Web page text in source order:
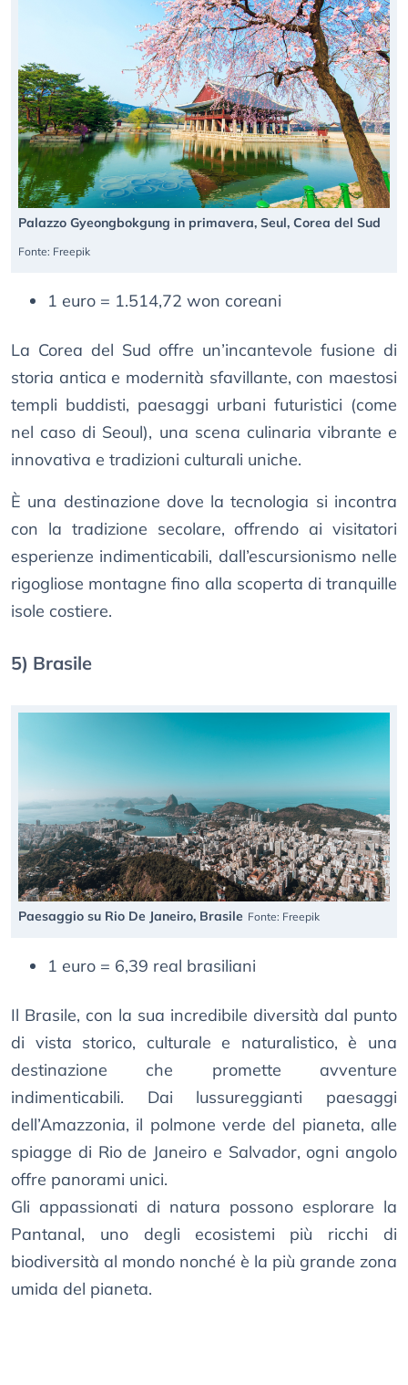
Palazzo Gyeongbokgung in primavera, Seul, Corea del Sud
Fonte: Freepik
1 euro = 1.514,72 won coreani
La Corea del Sud offre un’incantevole fusione di
storia antica e modernità sfavillante, con maestosi
templi buddisti, paesaggi urbani futuristici (come
nel caso di Seoul), una scena culinaria vibrante e
innovativa e tradizioni culturali uniche.
È una destinazione dove la tecnologia si incontra
con la tradizione secolare, offrendo ai visitatori
esperienze indimenticabili, dall’escursionismo nelle
rigogliose montagne fino alla scoperta di tranquille
isole costiere.
5) Brasile
Paesaggio su Rio De Janeiro, Brasile Fonte: Freepik
1 euro = 6,39 real brasiliani
Il Brasile, con la sua incredibile diversità dal punto
di vista storico, culturale e naturalistico, è una
destinazione che promette avventure
indimenticabili. Dai lussureggianti paesaggi
dell’Amazzonia, il polmone verde del pianeta, alle
spiagge di Rio de Janeiro e Salvador, ogni angolo
offre panorami unici.
Gli appassionati di natura possono esplorare la
Pantanal, uno degli ecosistemi più ricchi di
biodiversità al mondo nonché è la più grande zona
umida del pianeta.